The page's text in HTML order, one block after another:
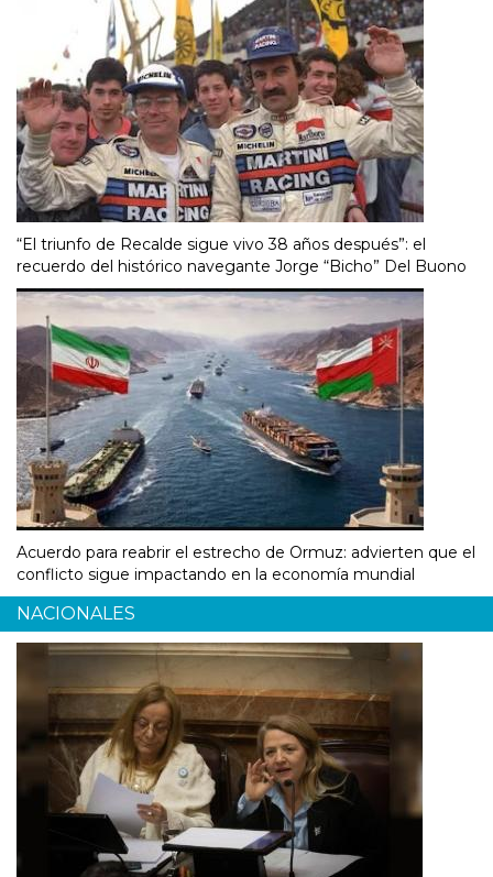
“El triunfo de Recalde sigue vivo 38 años después”: el
recuerdo del histórico navegante Jorge “Bicho” Del Buono
Acuerdo para reabrir el estrecho de Ormuz: advierten que el
conflicto sigue impactando en la economía mundial
NACIONALES